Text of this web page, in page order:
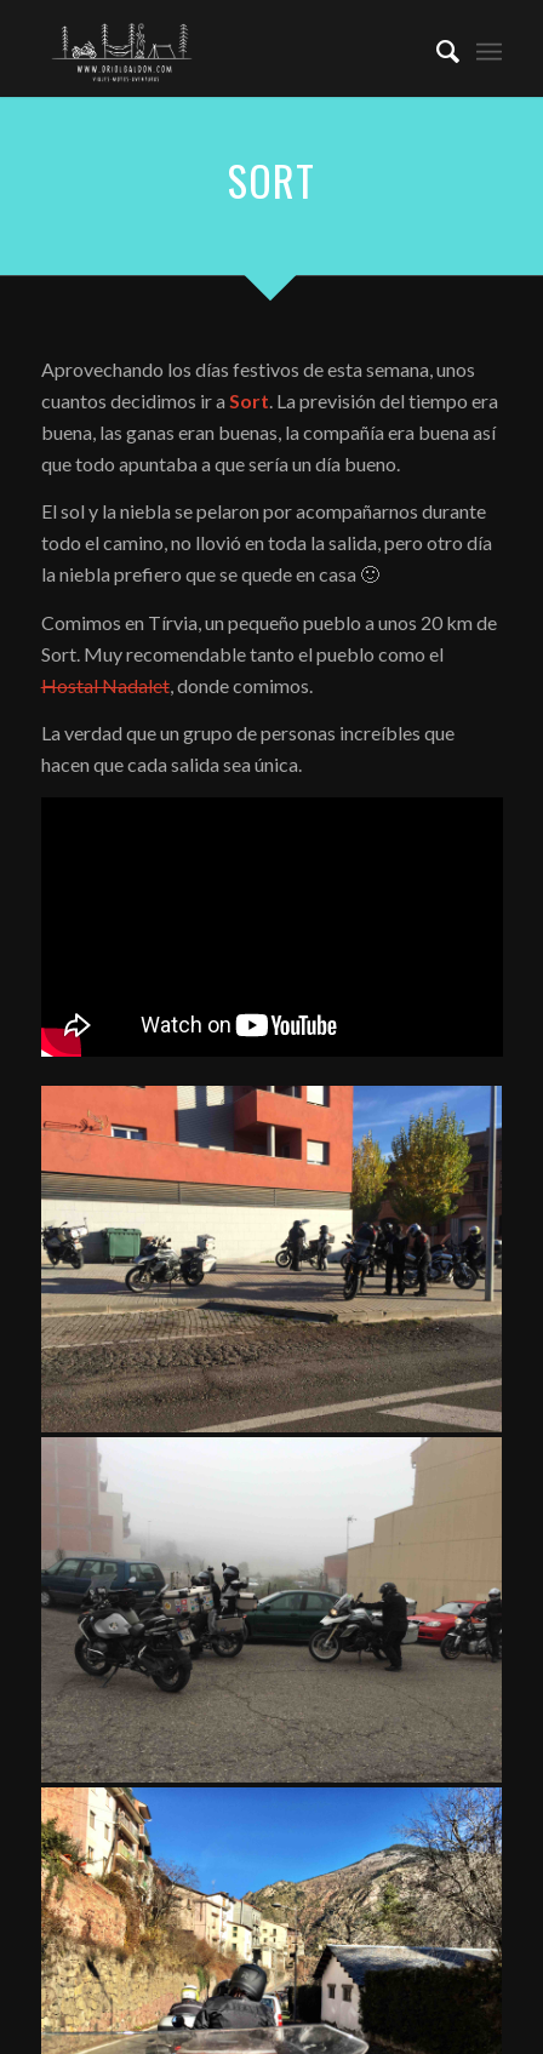
SORT
Aprovechando los días festivos de esta semana, unos
cuantos decidimos ir a Sort . La previsión del tiempo era
buena, las ganas eran buenas, la compañía era buena así
que todo apuntaba a que sería un día bueno.
El sol y la niebla se pelaron por acompañarnos durante
todo el camino, no llovió en toda la salida, pero otro día
la niebla prefiero que se quede en casa 🙂
Comimos en Tírvia, un pequeño pueblo a unos 20 km de
Sort. Muy recomendable tanto el pueblo como el
Hostal Nadalet, donde comimos.
La verdad que un grupo de personas increíbles que
hacen que cada salida sea única.